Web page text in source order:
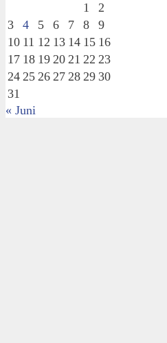
1
2
3
4 5 6 7 8
9
10 11 12 13 14 15 16
17 18 19 20 21 22 23
24 25 26 27 28 29 30
31
« Juni